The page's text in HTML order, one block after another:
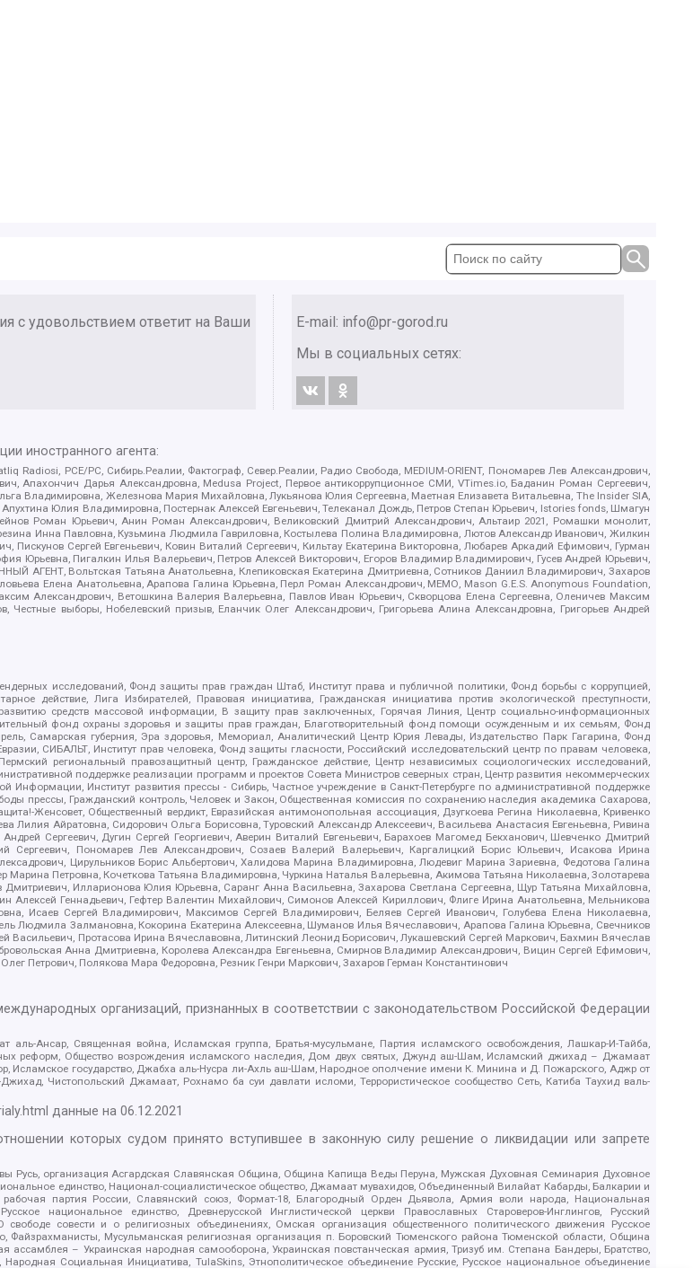
с удовольствием ответит на Ваши
E-mail: info@pr-gorod.ru
Мы в социальных сетях:
иностранного агента:
PCE/PC, Сибирь.Реалии, Фактограф, Север.Реалии, Радио Свобода, MEDIUM-ORIENT, Пономарев Лев Александрович,
Апахончич Дарья Александровна, Medusa Project, Первое антикоррупционное СМИ, VTimes.io, Баданин Роман Сергеевич,
Владимировна, Железнова Мария Михайловна, Лукьянова Юлия Сергеевна, Маетная Елизавета Витальевна, The Insider SIA,
Юлия Владимировна, Постернак Алексей Евгеньевич, Телеканал Дождь, Петров Степан Юрьевич, Istories fonds, Шмагун
Роман Юрьевич, Анин Роман Александрович, Великовский Дмитрий Александрович, Альтаир 2021, Ромашки монолит,
Инна Павловна, Кузьмина Людмила Гавриловна, Костылева Полина Владимировна, Лютов Александр Иванович, Жилкин
Сергей Евгеньевич, Ковин Виталий Сергеевич, Кильтау Екатерина Викторовна, Любарев Аркадий Ефимович, Гурман
Юрьевна, Пигалкин Илья Валерьевич, Петров Алексей Викторович, Егоров Владимир Владимирович, Гусев Андрей Юрьевич,
АГЕНТ, Вольтская Татьяна Анатольевна, Клепиковская Екатерина Дмитриевна, Сотников Даниил Владимирович, Захаров
Елена Анатольевна, Арапова Галина Юрьевна, Перл Роман Александрович, МЕМО, Mason G.E.S. Anonymous Foundation,
Александрович, Ветошкина Валерия Валерьевна, Павлов Иван Юрьевич, Скворцова Елена Сергеевна, Оленичев Максим
выборы, Нобелевский призыв, Еланчик Олег Александрович, Григорьева Алина Александровна, Григорьев Андрей
исследований, Фонд защиты прав граждан Штаб, Институт права и публичной политики, Фонд борьбы с коррупцией,
действие, Лига Избирателей, Правовая инициатива, Гражданская инициатива против экологической преступности,
средств массовой информации, В защиту прав заключенных, Горячая Линия, Центр социально-информационных
фонд охраны здоровья и защиты прав граждан, Благотворительный фонд помощи осужденным и их семьям, Фонд
Самарская губерния, Эра здоровья, Мемориал, Аналитический Центр Юрия Левады, Издательство Парк Гагарина, Фонд
СИБАЛЬТ, Институт прав человека, Фонд защиты гласности, Российский исследовательский центр по правам человека,
региональный правозащитный центр, Гражданское действие, Центр независимых социологических исследований,
поддержке реализации программ и проектов Совета Министров северных стран, Центр развития некоммерческих
Институт развития прессы - Сибирь, Частное учреждение в Санкт-Петербурге по административной поддержке
прессы, Гражданский контроль, Человек и Закон, Общественная комиссия по сохранению наследия академика Сахарова,
Женсовет, Общественный вердикт, Евразийская антимонопольная ассоциация, Дзугкоева Регина Николаевна, Кривенко
Айратовна, Сидорович Ольга Борисовна, Туровский Александр Алексеевич, Васильева Анастасия Евгеньевна, Ривина
Сергеевич, Дугин Сергей Георгиевич, Аверин Виталий Евгеньевич, Барахоев Магомед Бекханович, Шевченко Дмитрий
Пономарев Лев Александрович, Созаев Валерий Валерьевич, Каргалицкий Борис Юльевич, Исакова Ирина
Цирульников Борис Альбертович, Халидова Марина Владимировна, Людевиг Марина Зариевна, Федотова Галина
Петровна, Кочеткова Татьяна Владимировна, Чуркина Наталья Валерьевна, Акимова Татьяна Николаевна, Золотарева
Илларионова Юлия Юрьевна, Саранг Анна Васильевна, Захарова Светлана Сергеевна, Щур Татьяна Михайловна,
Геннадьевич, Гефтер Валентин Михайлович, Симонов Алексей Кириллович, Флиге Ирина Анатольевна, Мельникова
Исаев Сергей Владимирович, Максимов Сергей Владимирович, Беляев Сергей Иванович, Голубева Елена Николаевна,
Людмила Залмановна, Кокорина Екатерина Алексеевна, Шуманов Илья Вячеславович, Арапова Галина Юрьевна, Свечников
Протасова Ирина Вячеславовна, Литинский Леонид Борисович, Лукашевский Сергей Маркович, Бахмин Вячеслав
Анна Дмитриевна, Королева Александра Евгеньевна, Смирнов Владимир Александрович, Вицин Сергей Ефимович,
Петрович, Полякова Мара Федоровна, Резник Генри Маркович, Захаров Герман Константинович
организаций, признанных в соответствии с законодательством Российской Федерации
Ансар, Священная война, Исламская группа, Братья-мусульмане, Партия исламского освобождения, Лашкар-И-Тайба,
реформ, Общество возрождения исламского наследия, Дом двух святых, Джунд аш-Шам, Исламский джихад – Джамаат
Исламское государство, Джабха аль-Нусра ли-Ахль аш-Шам, Народное ополчение имени К. Минина и Д. Пожарского, Аджр от
Чистопольский Джамаат, Рохнамо ба суи давлати исломи, Террористическое сообщество Сеть, Катиба Таухид валь-
данные на06.12.2021
которых судом принято вступившее в законную силу решение о ликвидации или запрете
Русь, организация Асгардская Славянская Община, Община Капища Веды Перуна, Мужская Духовная Семинария Духовное
единство, Национал-социалистическое общество, Джамаат мувахидов, Объединенный Вилайат Кабарды, Балкарии и
партия России, Славянский союз, Формат-18, Благородный Орден Дьявола, Армия воли народа, Национальная
национальное единство, Древнерусской Инглистической церкви Православных Староверов-Инглингов, Русский
совести и о религиозных объединениях, Омская организация общественного политического движения Русское
Файзрахманисты, Мусульманская религиозная организация п. Боровский Тюменского района Тюменской области, Община
ассамблея – Украинская народная самооборона, Украинская повстанческая армия, Тризуб им. Степана Бандеры, Братство,
Социальная Инициатива, TulaSkins, Этнополитическое объединение Русские, Русское национальное объединение